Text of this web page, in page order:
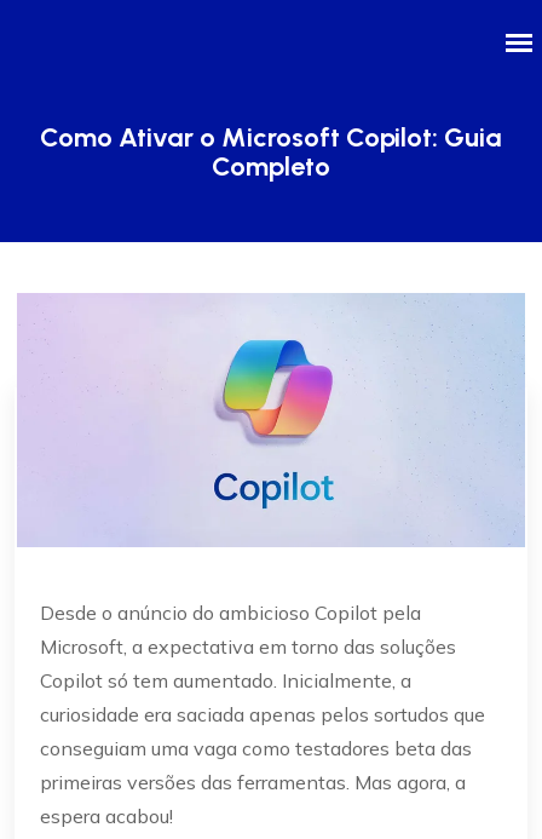
Como Ativar o Microsoft Copilot: Guia
Completo
Desde o anúncio do ambicioso Copilot pela
Microsoft, a expectativa em torno das soluções
Copilot só tem aumentado. Inicialmente, a
curiosidade era saciada apenas pelos sortudos que
conseguiam uma vaga como testadores beta das
primeiras versões das ferramentas. Mas agora, a
espera acabou!